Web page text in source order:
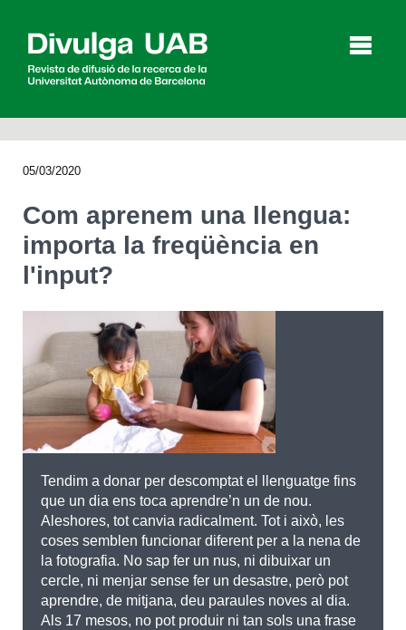
Agenda
Español
CERCAR
05/03/2020
Com aprenem una llengua:
importa la freqüència en
l'input?
Tendim a donar per descomptat el llenguatge fins
que un dia ens toca aprendre’n un de nou.
Aleshores, tot canvia radicalment. Tot i això, les
coses semblen funcionar diferent per a la nena de
la fotografia. No sap fer un nus, ni dibuixar un
cercle, ni menjar sense fer un desastre, però pot
aprendre, de mitjana, deu paraules noves al dia.
Als 17 mesos, no pot produir ni tan sols una frase